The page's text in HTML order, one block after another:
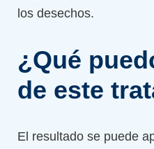
los desechos.
¿Qué
de este
El resultado se puede